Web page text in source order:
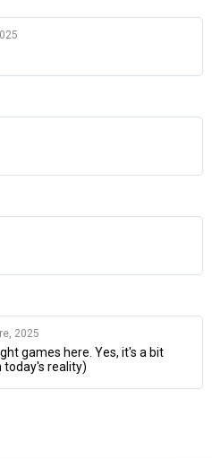
2025
games here. Yes, it's a bit
today's reality)